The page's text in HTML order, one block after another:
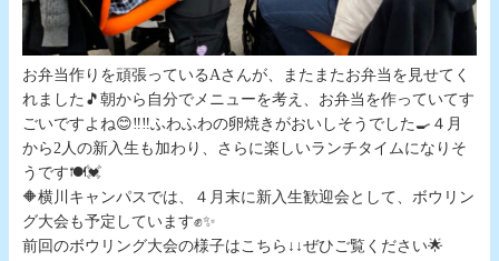
お弁当作りを頑張っているAさんが、またまたお弁当を見せてく
れました🎵朝から自分でメニューを考え、お弁当を作っていてす
ごいですよね😊‼️‼️ふわふわの卵焼きがおいしそうでした🍳４月
から2人の新入生も加わり、さらに楽しいランチタイムになりそ
うです🍽💓
🔶横川キャンパスでは、４月末に新入生歓迎会として、ボウリン
グ大会も予定しています✊✨
前回のボウリング大会の様子はこちら↓↓ぜひご覧ください🌟